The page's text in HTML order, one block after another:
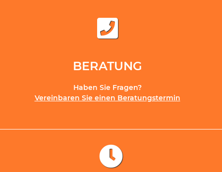
BERATUNG
Haben Sie Fragen?
Vereinbaren Sie einen Beratungstermin